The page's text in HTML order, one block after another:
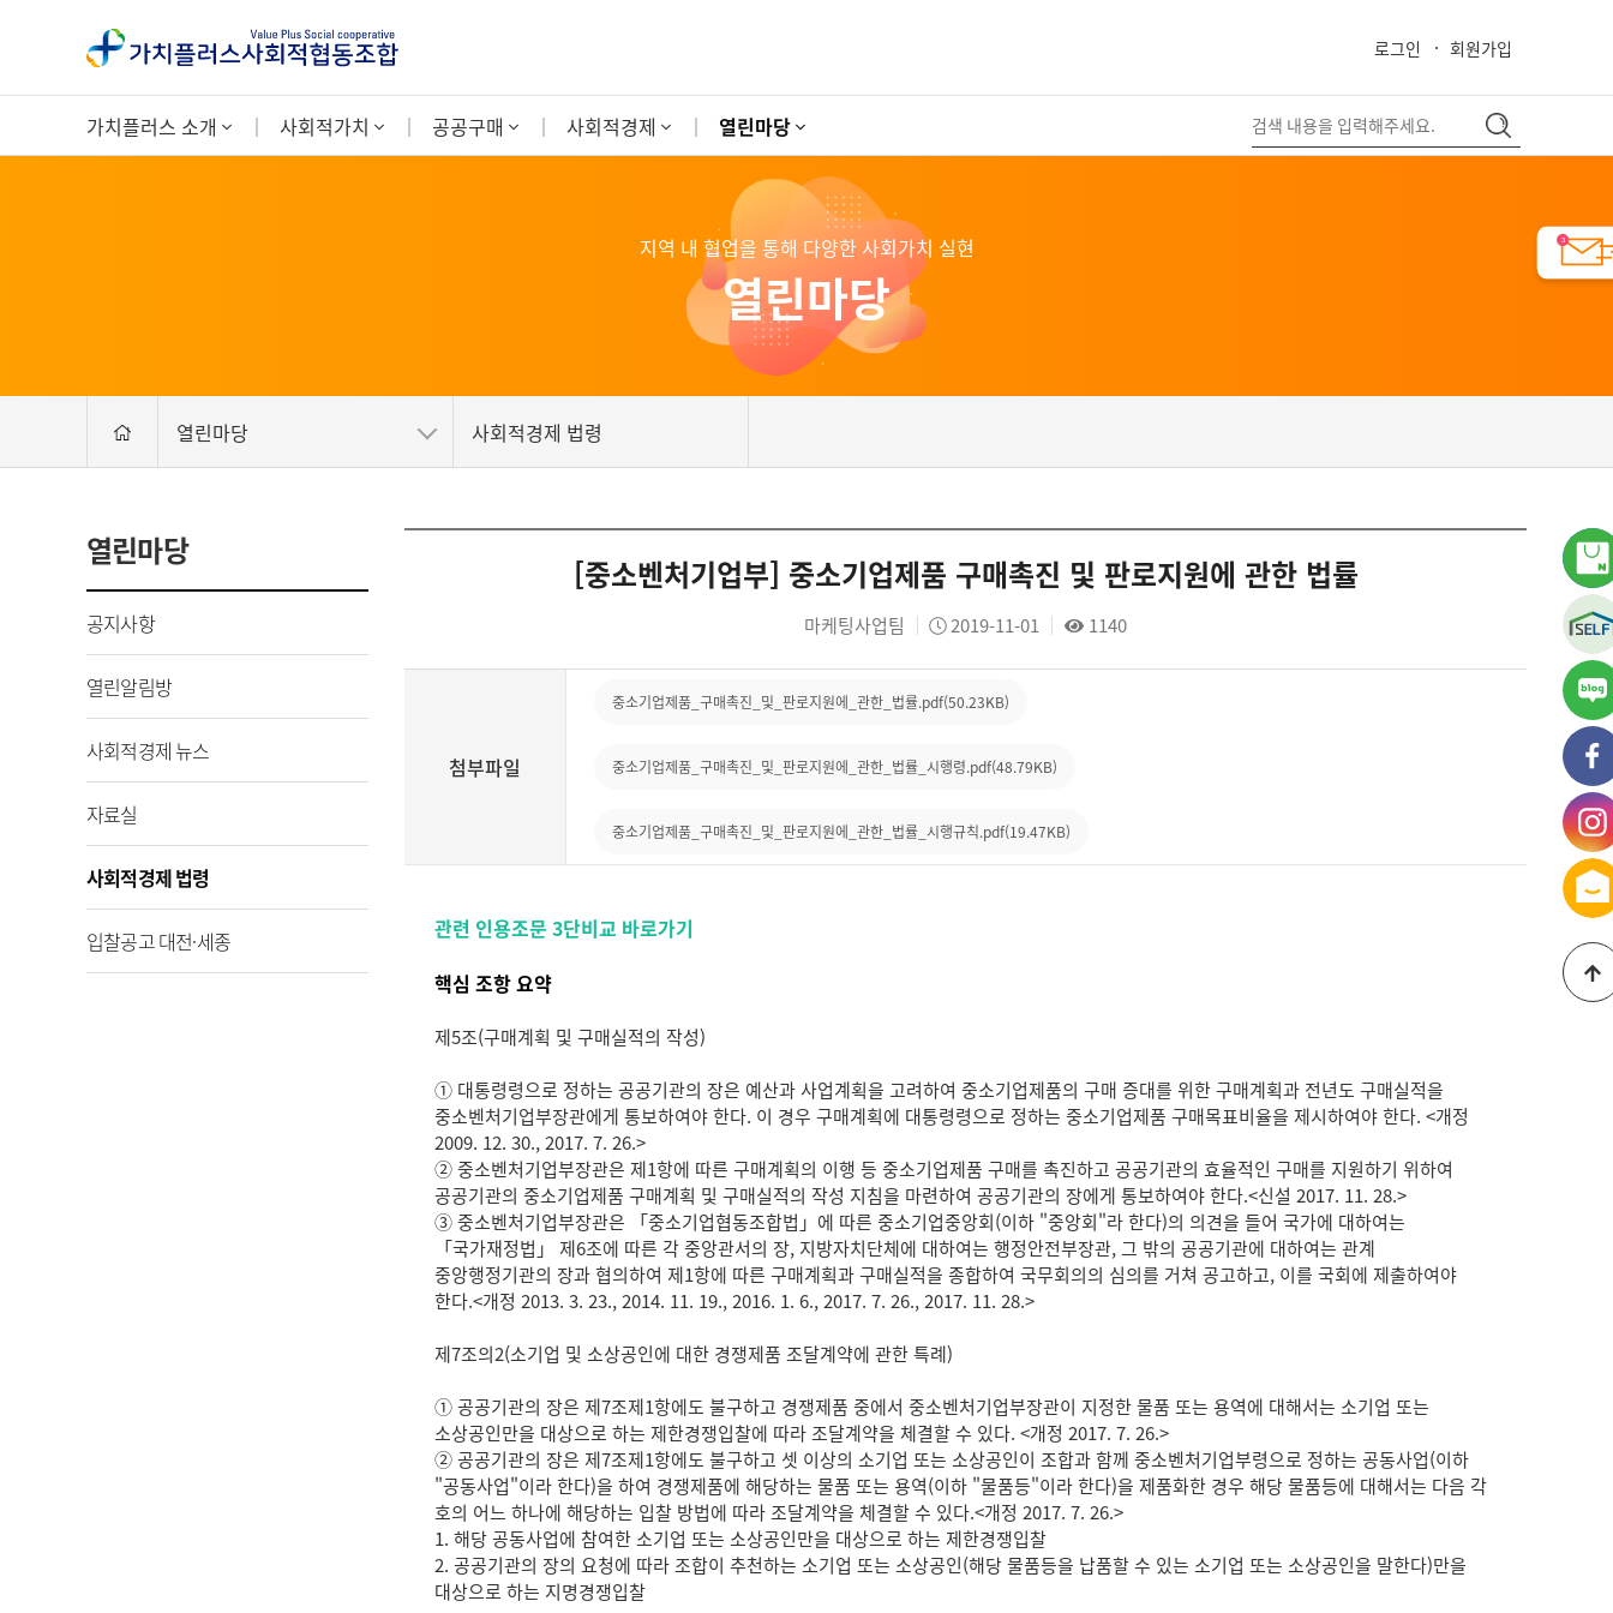
로그인 회원가입
close
가치플러스 소개 사회적가치 공공구매 사회적경제 열린마당
지역 내 협업을 통해 다양한 사회가치 실현
열린마당
열린마당 사회적경제 법령
열린마당
공지사항
열린알림방
사회적경제 뉴스
자료실
사회적경제 법령
입찰공고 대전·세종
[중소벤처기업부] 중소기업제품 구매촉진 및 판로지원에 관한 법률
마케팅사업팀 2019-11-01 1140
첨부파일
중소기업제품_구매촉진_및_판로지원에_관한_법률.pdf(50.23KB)
중소기업제품_구매촉진_및_판로지원에_관한_법률_시행령.pdf(48.79KB)
중소기업제품_구매촉진_및_판로지원에_관한_법률_시행규칙.pdf(19.47KB)
관련 인용조문 3단비교 바로가기
핵심 조항 요약
제5조(구매계획 및 구매실적의 작성)
① 대통령령으로 정하는 공공기관의 장은 예산과 사업계획을 고려하여 중소기업제품의 구매 증대를 위한 구매계획과 전년도 구매실적을
중소벤처기업부장관에게 통보하여야 한다. 이 경우 구매계획에 대통령령으로 정하는 중소기업제품 구매목표비율을 제시하여야 한다. <개정
2009. 12. 30., 2017. 7. 26.>
② 중소벤처기업부장관은 제1항에 따른 구매계획의 이행 등 중소기업제품 구매를 촉진하고 공공기관의 효율적인 구매를 지원하기 위하여
공공기관의 중소기업제품 구매계획 및 구매실적의 작성 지침을 마련하여 공공기관의 장에게 통보하여야 한다.<신설 2017. 11. 28.>
③ 중소벤처기업부장관은 「중소기업협동조합법」에 따른 중소기업중앙회(이하 "중앙회"라 한다)의 의견을 들어 국가에 대하여는
「국가재정법」 제6조에 따른 각 중앙관서의 장, 지방자치단체에 대하여는 행정안전부장관, 그 밖의 공공기관에 대하여는 관계
중앙행정기관의 장과 협의하여 제1항에 따른 구매계획과 구매실적을 종합하여 국무회의의 심의를 거쳐 공고하고, 이를 국회에 제출하여야
한다.<개정 2013. 3. 23., 2014. 11. 19., 2016. 1. 6., 2017. 7. 26., 2017. 11. 28.>
제7조의2(소기업 및 소상공인에 대한 경쟁제품 조달계약에 관한 특례)
① 공공기관의 장은 제7조제1항에도 불구하고 경쟁제품 중에서 중소벤처기업부장관이 지정한 물품 또는 용역에 대해서는 소기업 또는
소상공인만을 대상으로 하는 제한경쟁입찰에 따라 조달계약을 체결할 수 있다. <개정 2017. 7. 26.>
② 공공기관의 장은 제7조제1항에도 불구하고 셋 이상의 소기업 또는 소상공인이 조합과 함께 중소벤처기업부령으로 정하는 공동사업(이하
"공동사업"이라 한다)을 하여 경쟁제품에 해당하는 물품 또는 용역(이하 "물품등"이라 한다)을 제품화한 경우 해당 물품등에 대해서는 다음 각
호의 어느 하나에 해당하는 입찰 방법에 따라 조달계약을 체결할 수 있다.<개정 2017. 7. 26.>
1. 해당 공동사업에 참여한 소기업 또는 소상공인만을 대상으로 하는 제한경쟁입찰
2. 공공기관의 장의 요청에 따라 조합이 추천하는 소기업 또는 소상공인(해당 물품등을 납품할 수 있는 소기업 또는 소상공인을 말한다)만을
대상으로 하는 지명경쟁입찰
가
블
가
페
가
인